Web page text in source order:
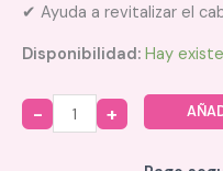
✔ Ayuda a revitalizar el
Disponibilidad: Hay
Quantity